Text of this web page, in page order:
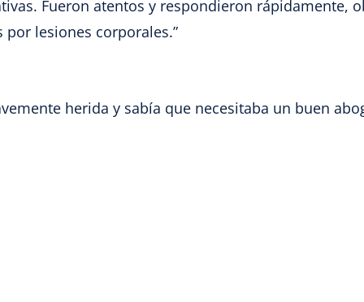
Fueron atentos y respondieron rápidamente,
por lesiones corporales.”
herida y sabía que necesitaba un buen